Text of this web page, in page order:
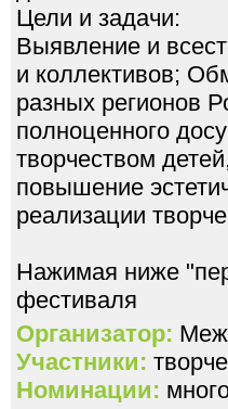
Цели и задачи:
Выявление и
и коллективов;
разных регионов
полноценного
творчеством
повышение
реализации
Нажимая ниже
фестиваля
Организатор:
Участники:
Номинации: